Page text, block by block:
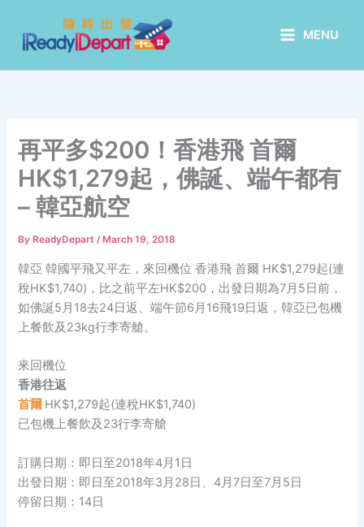
content
MENU
再平多$200！香港飛 首爾
HK$1,279起，佛誕、端午都有
– 韓亞航空
By ReadyDepart/ March 19, 2018
韓亞 韓國平飛又平左，來回機位 香港飛 首爾 HK$1,279起(連
稅HK$1,740)，比之前平左HK$200，出發日期為7月5日前，
如佛誕5月18去24日返、端午節6月16飛19日返，韓亞已包機
上餐飲及23kg行李寄艙。
來回機位
香港往返
首爾 HK$1,279起(連稅HK$1,740)
已包機上餐飲及23行李寄艙
訂購日期：即日至2018年4月1日
出發日期：即日至2018年3月28日、4月7日至7月5日
停留日期：14日